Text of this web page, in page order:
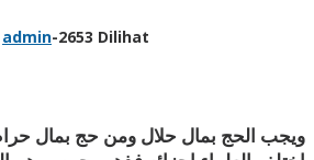
admin-2653 Dilihat
ويجب الحج بمال حلال ومن حج بمال